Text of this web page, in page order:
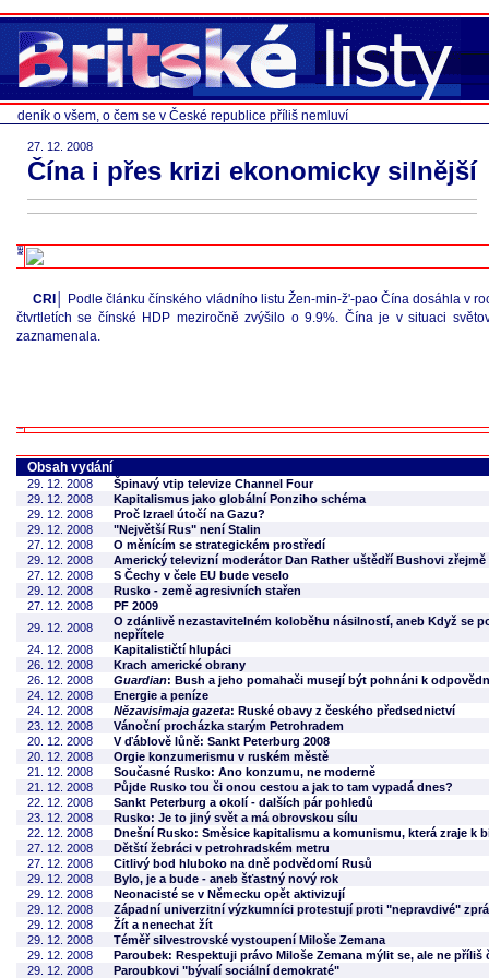
deník o všem, o čem se v České republice příliš nemluví
27. 12. 2008
Čína i přes krizi ekonomicky silnější
CRI│
Podle článku čínského vládního listu Žen-min-ž'-pao Čína dosáhla v
čtvrtletích se čínské HDP meziročně zvýšilo o 9.9%. Čína je v situaci
zaznamenala.
Obsah vydání
29. 12. 2008
Špinavý vtip televize Channel Four
29. 12. 2008
Kapitalismus jako globální Ponziho schéma
29. 12. 2008
Proč Izrael útočí na Gazu?
29. 12. 2008
"Největší Rus" není Stalin
27. 12. 2008
O měnícím se strategickém prostředí
29. 12. 2008
Americký televizní moderátor Dan Rather uštědří Bushovi zřejmě
27. 12. 2008
S Čechy v čele EU bude veselo
29. 12. 2008
Rusko - země agresivních stařen
27. 12. 2008
PF 2009
29. 12. 2008
O zdánlivě nezastavitelném koloběhu násilností, aneb Když se
nepřítele
24. 12. 2008
Kapitalističtí hlupáci
26. 12. 2008
Krach americké obrany
26. 12. 2008
Guardian: Bush a jeho pomahači musejí být pohnáni k
24. 12. 2008
Energie a peníze
24. 12. 2008
Nězavisimaja gazeta: Ruské obavy z českého předsednictví
23. 12. 2008
Vánoční procházka starým Petrohradem
20. 12. 2008
V ďáblově lůně: Sankt Peterburg 2008
20. 12. 2008
Orgie konzumerismu v ruském městě
21. 12. 2008
Současné Rusko: Ano konzumu, ne moderně
21. 12. 2008
Půjde Rusko tou či onou cestou a jak to tam vypadá dnes?
22. 12. 2008
Sankt Peterburg a okolí - dalších pár pohledů
23. 12. 2008
Rusko: Je to jiný svět a má obrovskou sílu
22. 12. 2008
Dnešní Rusko: Směsice kapitalismu a komunismu, která zraje k
27. 12. 2008
Dětští žebráci v petrohradském metru
27. 12. 2008
Citlivý bod hluboko na dně podvědomí Rusů
29. 12. 2008
Bylo, je a bude - aneb šťastný nový rok
29. 12. 2008
Neonacisté se v Německu opět aktivizují
29. 12. 2008
Západní univerzitní výzkumníci protestují proti "nepravdivé"
29. 12. 2008
Žít a nenechat žít
29. 12. 2008
Téměř silvestrovské vystoupení Miloše Zemana
29. 12. 2008
Paroubek: Respektuji právo Miloše Zemana mýlit se, ale ne příliš
29. 12. 2008
Paroubkovi "bývalí sociální demokraté"